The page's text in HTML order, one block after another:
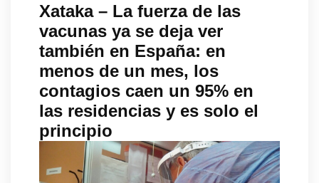
Xataka – La fuerza de las
vacunas ya se deja ver
también en España: en
menos de un mes, los
contagios caen un 95% en
las residencias y es solo el
principio